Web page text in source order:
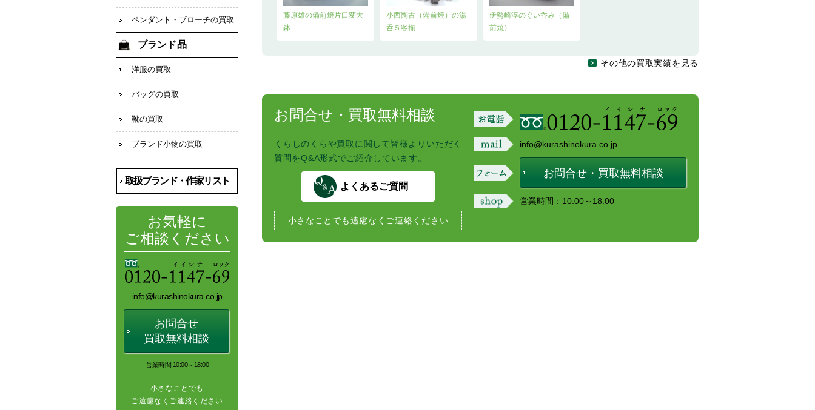
藤原雄の備前焼片口変大
鉢
小西陶古（備前焼）の湯
呑５客揃
伊勢崎淳のぐい呑み（備
前焼）
その他の買取実績を見る
お問合せ・買取無料相談
くらしのくらや買取に関して皆様よりいただく
質問をQ&A形式でご紹介しています。
よくあるご質問
小さなことでも遠慮なくご連絡ください
info@kurashinokura.co.jp
お問合せ・買取無料相談
営業時間：10:00～18:00
ペンダント・ブローチの買取
ブランド品
洋服の買取
バッグの買取
靴の買取
ブランド小物の買取
取扱ブランド・作家リスト
お気軽に
ご相談ください
info@kurashinokura.co.jp
お問合せ
買取無料相談
営業時間 10:00～18:00
小さなことでも
ご遠慮なくご連絡ください